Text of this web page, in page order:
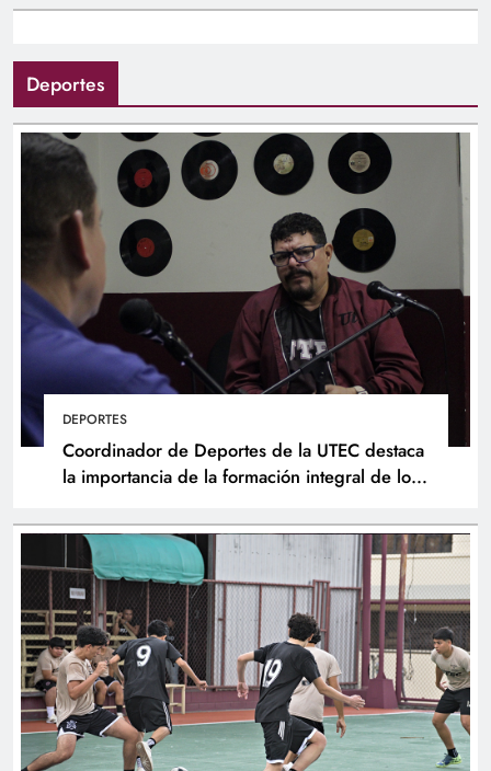
Deportes
DEPORTES
Coordinador de Deportes de la UTEC destaca
la importancia de la formación integral de los